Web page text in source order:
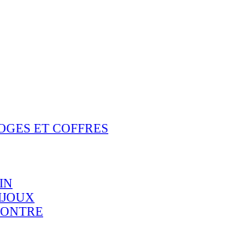
ET COFFRES